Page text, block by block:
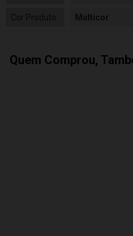
Cor Produto Multicor
Quem Comprou,